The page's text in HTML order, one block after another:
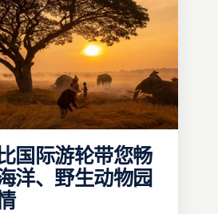
国际游轮带您畅
洋、野生动物园